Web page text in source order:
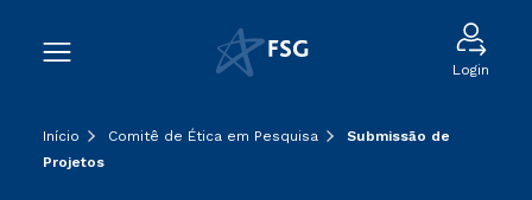
Login
Início Comitê de Ética em Pesquisa
Submissão de
Projetos